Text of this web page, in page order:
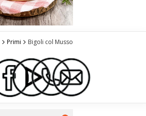
Primi Bigoli col Musso